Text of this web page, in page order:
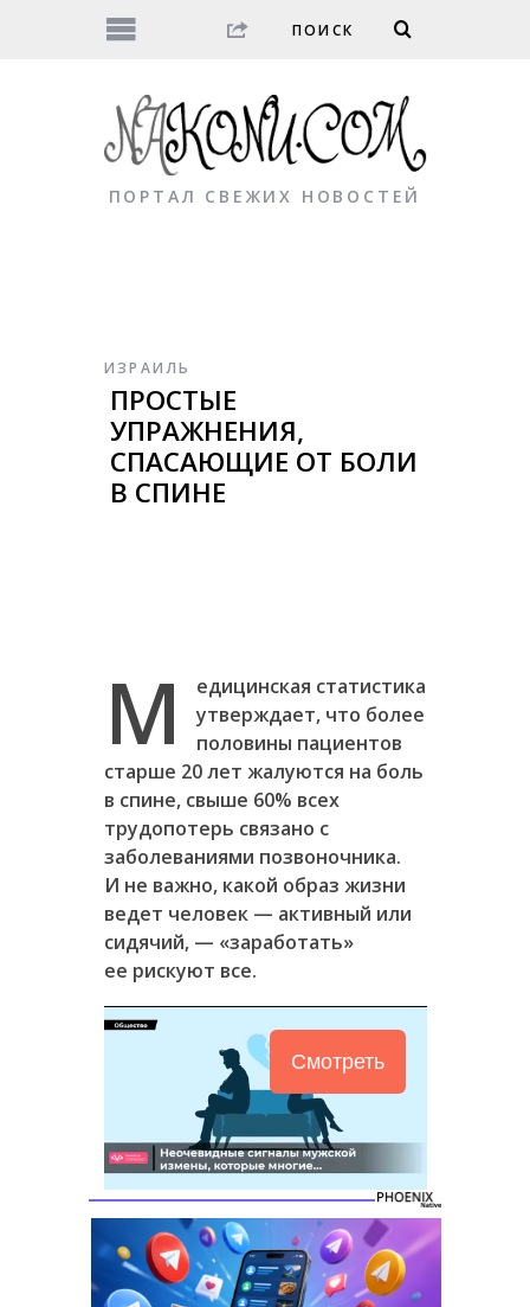
ПОРТАЛ СВЕЖИХ НОВОСТЕЙ
ИЗРАИЛЬ
ПРОСТЫЕ
УПРАЖНЕНИЯ,
СПАСАЮЩИЕ ОТ БОЛИ
В СПИНЕ
М
едицинская статистика
утверждает, что более
половины пациентов
старше 20 лет жалуются на боль
в спине, свыше 60% всех
трудопотерь связано с
заболеваниями позвоночника.
И не важно, какой образ жизни
ведет человек — активный или
сидячий, — «заработать»
ее рискуют все.
Смотреть